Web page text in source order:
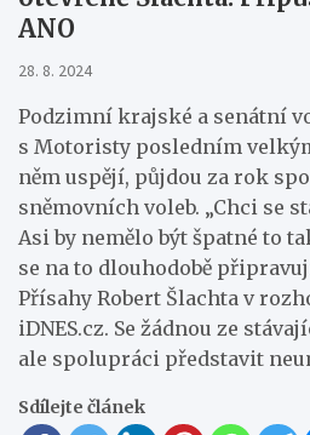
ANO
28. 8. 2024
Podzimní krajské a senátní
s Motoristy posledním
něm uspějí, půjdou za rok
sněmovních voleb. „Chci se
Asi by nemělo být špatné to
se na to dlouhodobě
Přísahy Robert Šlachta v
iDNES.cz. Se žádnou ze
ale spolupráci představit
Sdílejte článek